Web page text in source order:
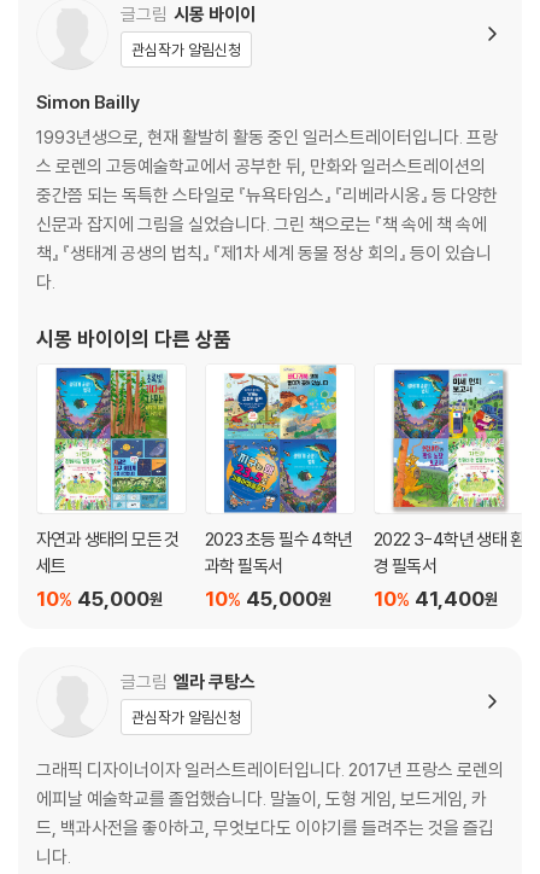
글그림 시몽 바이이
관심작가 알림신청
Simon Bailly
1993년생으로, 현재 활발히 활동 중인 일러스트레이터입니다. 프랑
스 로렌의 고등예술학교에서 공부한 뒤, 만화와 일러스트레이션의
중간쯤 되는 독특한 스타일로 『뉴욕타임스』 『리베라시옹』 등 다양한
신문과 잡지에 그림을 실었습니다. 그린 책으로는 『책 속에 책 속에
책』 『생태계 공생의 법칙』 『제1차 세계 동물 정상 회의』 등이 있습니
다.
시몽 바이이의 다른 상품
자연과 생태의 모든 것
세트
45,000원
10%
2023 초등 필수 4학년
과학 필독서
45,000원
10%
2022 3-4학년 생태 환
경 필독서
41,400원
10%
글그림 엘라 쿠탕스
관심작가 알림신청
그래픽 디자이너이자 일러스트레이터입니다. 2017년 프랑스 로렌의
에피날 예술학교를 졸업했습니다. 말놀이, 도형 게임, 보드게임, 카
드, 백과사전을 좋아하고, 무엇보다도 이야기를 들려주는 것을 즐깁
니다.